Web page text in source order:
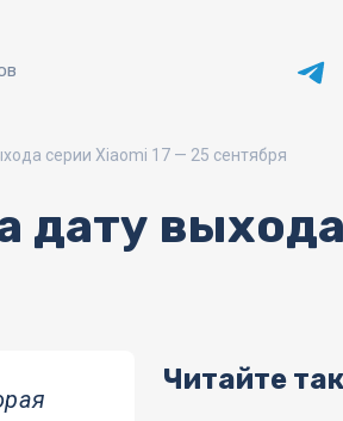
серии Xiaomi 17 — 25 сентября
дату
Читайте